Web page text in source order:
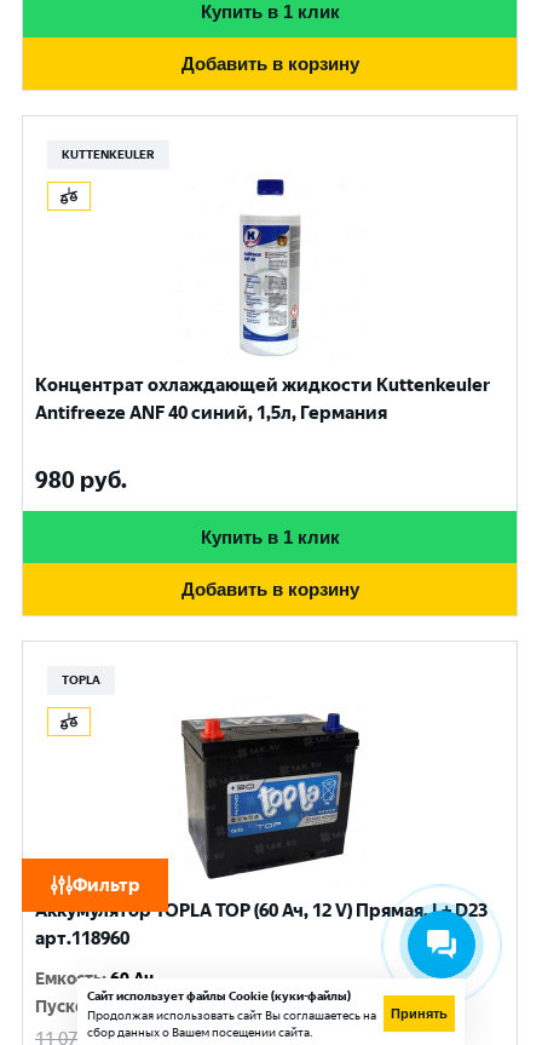
Фильтр
Купить в 1 клик
Добавить в корзину
KUTTENKEULER
Концентрат охлаждающей жидкости Kuttenkeuler
Antifreeze ANF 40 синий, 1,5л, Германия
980 руб.
Купить в 1 клик
Добавить в корзину
TOPLA
Аккумулятор TOPLA TOP (60 Ач, 12 V) Прямая, L+ D23
арт.118960
Емкость:60 Ач
Пусковой ток:600 A
11 070 руб.
Сайт использует файлы Cookie (куки-файлы)
Продолжая использовать сайт Вы соглашаетесь на
сбор данных о Вашем посещении сайта.
Принять